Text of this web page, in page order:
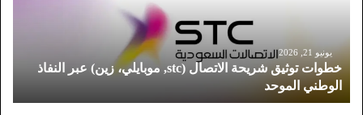
و
ش
يونيو 21, 2026
خطوات توثيق شريحة الاتصال (stc, موبايلي، زين) عبر النفاذ
الوطني الموحد